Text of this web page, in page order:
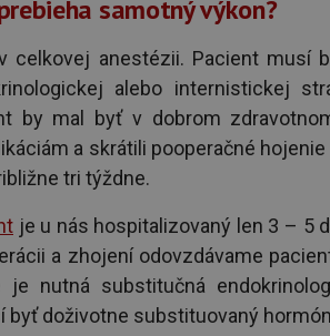
samotný výkon?
celkovej anestézii. Pacient musí
alebo internistickej
by mal byť v dobrom
a skrátili pooperačné
tri týždne.
je u nás hospitalizovaný len 3 – 5
a zhojení odovzdávame
je nutná substitučná
byť doživotne substituovaný